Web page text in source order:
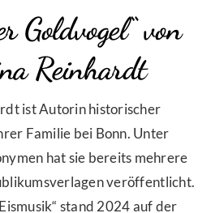
Goldvogel“ von
Reinhardt
ist Autorin historischer
Familie bei Bonn. Unter
hat sie bereits mehrere
veröffentlicht.
stand 2024 auf der